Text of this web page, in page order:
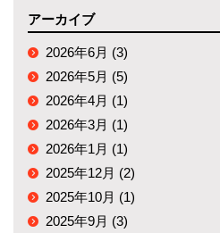
アーカイブ
2026年6月 (3)
2026年5月 (5)
2026年4月 (1)
2026年3月 (1)
2026年1月 (1)
2025年12月 (2)
2025年10月 (1)
2025年9月 (3)